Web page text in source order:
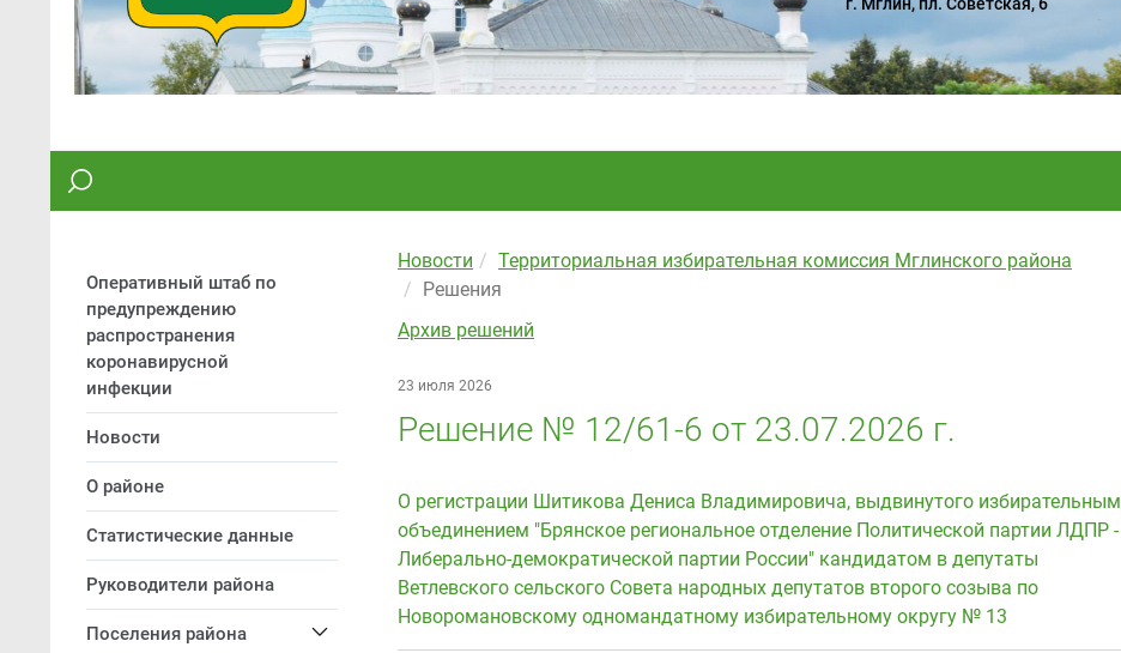
Оперативный штаб по
предупреждению
распространения
коронавирусной
инфекции
Новости
О районе
Статистические данные
Руководители района
Поселения района
Новости
Территориальная избирательная комиссия Мглинского района
Решения
Архив решений
23 июля 2026
Решение № 12/61-6 от 23.07.2026 г.
О регистрации Шитикова Дениса Владимировича, выдвинутого избирательным
объединением "Брянское региональное отделение Политической партии ЛДПР -
Либерально-демократической партии России" кандидатом в депутаты
Ветлевского сельского Совета народных депутатов второго созыва по
Новоромановскому одномандатному избирательному округу № 13